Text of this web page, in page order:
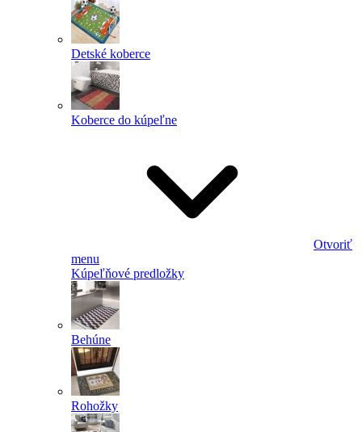
Detské koberce
Koberce do kúpeľne
Otvoriť
menu
Kúpeľňové predložky
Behúne
Rohožky